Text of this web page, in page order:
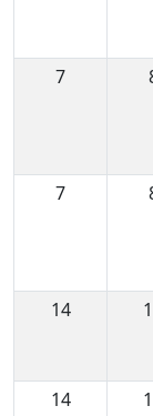
7
7
14
14